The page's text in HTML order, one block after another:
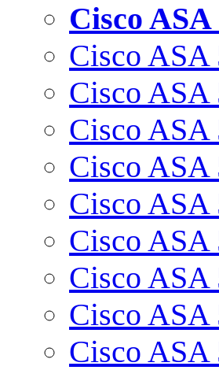
Cisco
Cisco ASA
Cisco ASA
Cisco ASA
Cisco ASA
Cisco ASA
Cisco ASA
Cisco ASA
Cisco ASA
Cisco ASA